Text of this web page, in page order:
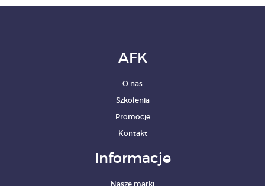
AFK
O nas
Szkolenia
Promocje
Kontakt
Informacje
Nasze marki